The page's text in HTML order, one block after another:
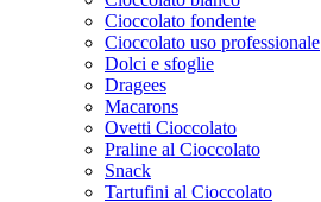
Cioccolato fondente
Cioccolato uso professionale
Dolci e sfoglie
Dragees
Macarons
Ovetti Cioccolato
Praline al Cioccolato
Snack
Tartufini al Cioccolato